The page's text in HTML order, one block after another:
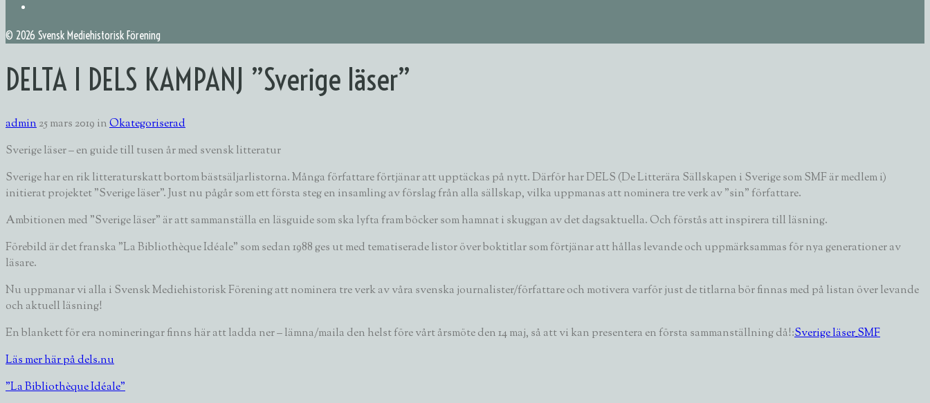
© 2026 Svensk Mediehistorisk Förening
DELTA I DELS KAMPANJ ”Sverige läser”
admin25 mars 2019 inOkategoriserad
Sverige läser – en guide till tusen år med svensk litteratur
Sverige har en rik litteraturskatt bortom bästsäljarlistorna. Många författare förtjänar att upptäckas på nytt. Därför har DELS (De Litterära Sällskapen i Sverige som SMF är medlem i)
initierat projektet ”Sverige läser”. Just nu pågår som ett första steg en insamling av förslag från alla sällskap, vilka uppmanas att nominera tre verk av ”sin” författare.
Ambitionen med ”Sverige läser” är att sammanställa en läsguide som ska lyfta fram böcker som hamnat i skuggan av det dagsaktuella. Och förstås att inspirera till läsning.
Förebild är det franska ”La Bibliothèque Idéale” som sedan 1988 ges ut med tematiserade listor över boktitlar som förtjänar att hållas levande och uppmärksammas för nya generationer av
läsare.
Nu uppmanar vi alla i Svensk Mediehistorisk Förening att nominera tre verk av våra svenska journalister/författare och motivera varför just de titlarna bör finnas med på listan över levande
och aktuell läsning!
En blankett för era nomineringar finns här att ladda ner – lämna/maila den helst före vårt årsmöte den 14 maj, så att vi kan presentera en första sammanställning då!:Sverige läser_SMF
Läs mer här på dels.nu
”La Bibliothèque Idéale”